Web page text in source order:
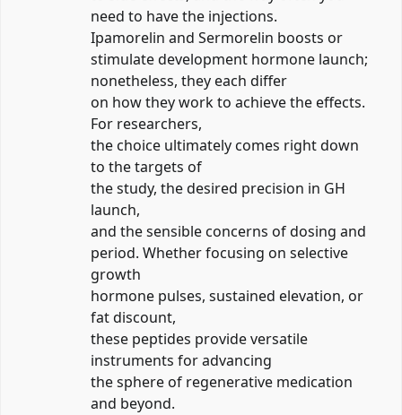
need to have the injections.
Ipamorelin and Sermorelin boosts or
stimulate development hormone launch;
nonetheless, they each differ
on how they work to achieve the effects.
For researchers,
the choice ultimately comes right down
to the targets of
the study, the desired precision in GH
launch,
and the sensible concerns of dosing and
period. Whether focusing on selective
growth
hormone pulses, sustained elevation, or
fat discount,
these peptides provide versatile
instruments for advancing
the sphere of regenerative medication
and beyond.